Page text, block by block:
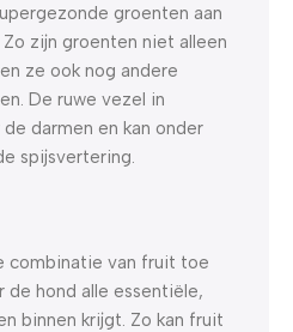
groenten aan
zijn groenten niet alleen
ze ook nog andere
De ruwe vezel in
darmen en kan onder
spijsvertering.
combinatie van fruit toe
de hond alle essentiële,
binnen krijgt. Zo kan fruit